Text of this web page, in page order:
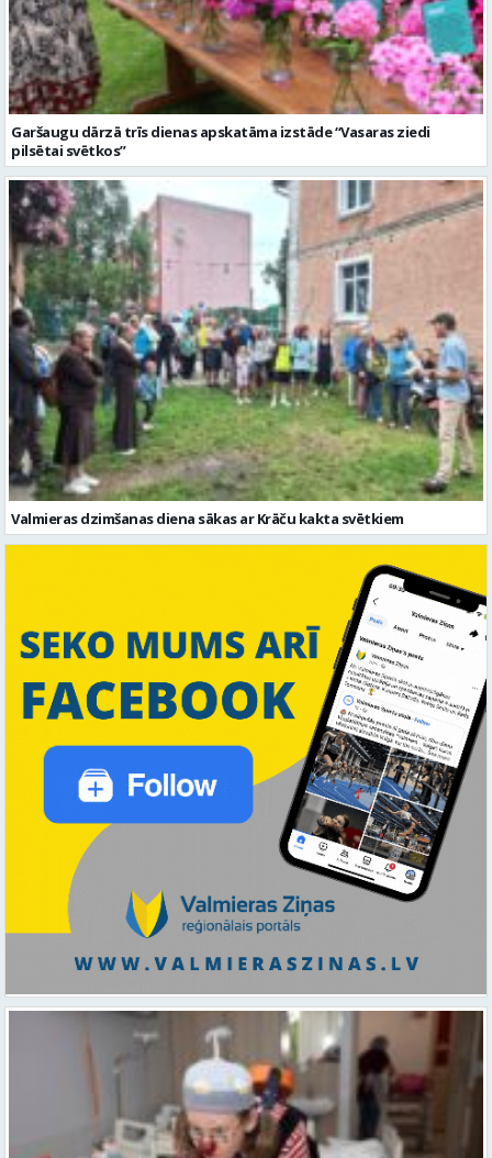
Garšaugu dārzā trīs dienas apskatāma izstāde “Vasaras ziedi
pilsētai svētkos”
Valmieras dzimšanas diena sākas ar Krāču kakta svētkiem